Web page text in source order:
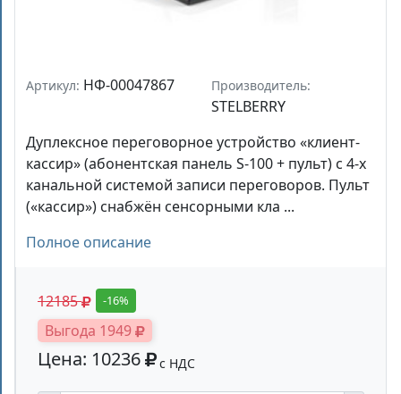
Артикул: НФ-00047867 Производитель:
STELBERRY
Дуплексное переговорное устройство «клиент-
кассир» (абонентская панель S-100 + пульт) с 4-х
канальной системой записи переговоров. Пульт
(«кассир») снабжён сенсорными кла ...
Полное описание
12185 -16%
Выгода 1949
Цена: 10236 с НДС